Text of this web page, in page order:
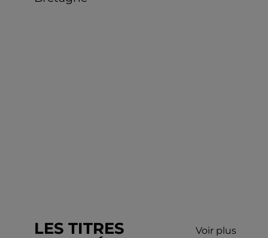
LES TITRES
Voir plus